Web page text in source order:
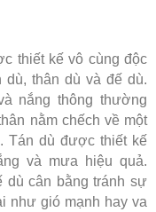
thiết kế vô cùng độc
thân dù và đế dù.
nắng thông thường
nằm chếch về một
Tán dù được thiết kế
và mưa hiệu quả.
dù cân bằng tránh sự
như gió mạnh hay va